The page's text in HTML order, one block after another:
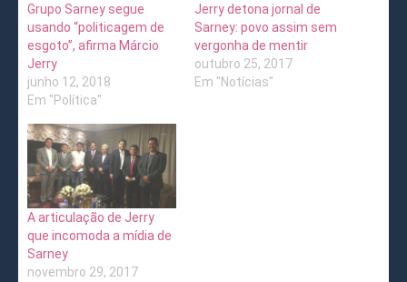
Grupo Sarney segue
usando “politicagem de
esgoto”, afirma Márcio
Jerry
junho 12, 2018
Em "Política"
Jerry detona jornal de
Sarney: povo assim sem
vergonha de mentir
outubro 25, 2017
Em "Notícias"
A articulação de Jerry
que incomoda a mídia de
Sarney
novembro 29, 2017